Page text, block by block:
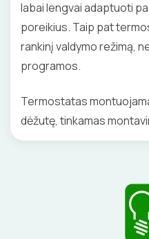
labai lengvai adaptuoti
poreikius. Taip pat
rankinį valdymo režimą,
programos.
Termostatas
dėžutę, tinkamas